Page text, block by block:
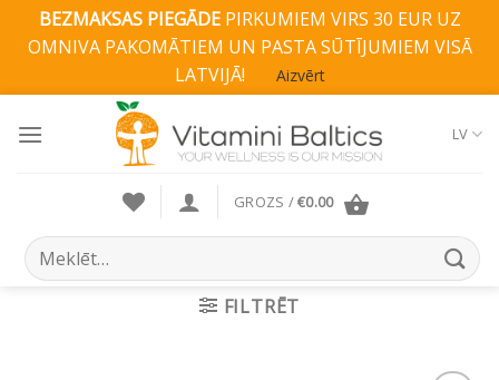
BEZMAKSAS PIEGĀDEPIRKUMIEM VIRS 30 EUR UZ
OMNIVA PAKOMĀTIEM UN PASTA SŪTĪJUMIEM VISĀ
LATVIJĀ!
Aizvērt
LV
GROZS /€0.00
Search
for:
FILTRĒT